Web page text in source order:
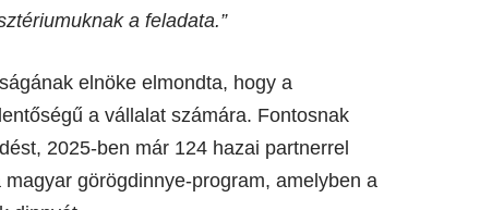
a feladata.”
elnöke elmondta, hogy a
a vállalat számára. Fontosnak
2025-ben már 124 hazai partnerrel
görögdinnye-program, amelyben a